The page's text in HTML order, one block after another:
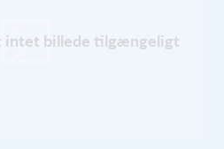
intet billede tilgængeligt